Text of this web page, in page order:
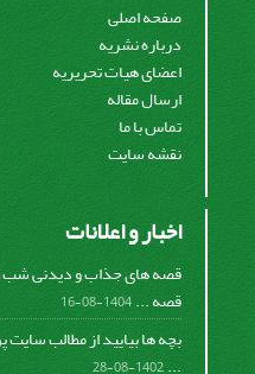
صفحه اصلی
درباره نشریه
اعضای هیات تحریریه
ارسال مقاله
تماس با ما
نقشه سایت
اخبار و اعلانات
قصه های جذاب و دیدنی شب
قصه ...1404-08-16
بچه ها بیایید از مطالب
...
1402-08-28